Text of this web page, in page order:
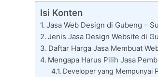
Isi Konten
Jasa Web Design di Gubeng –
Jenis Jasa Design Website di
Daftar Harga Jasa Membuat
Mengapa Harus Pilih Jasa
Developer yang Mempunyai